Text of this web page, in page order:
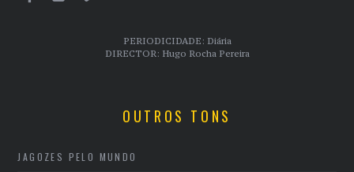
PERIODICIDADE: Diária
DIRECTOR: Hugo Rocha Pereira
OUTROS TONS
JAGOZES PELO MUNDO